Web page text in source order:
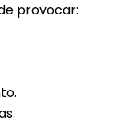
provocar: